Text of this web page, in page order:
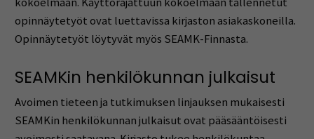
opinnäytetyöt ovat luettavissa kirjaston asiakaskoneilla.
Opinnäytetyöt löytyvät myös SEAMK-Finnasta.
SEAMKin henkilökunnan julkaisut
Avoimen tieteen ja tutkimuksen linjauksen mukaisesti
SEAMKin henkilökunnan julkaisut ovat pääsääntöisesti